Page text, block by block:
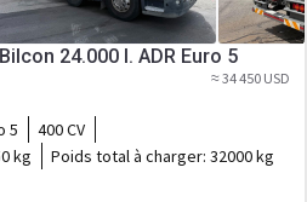
24.000 l. ADR Euro 5
≈ 34 450 USD
5
400 CV
kg Poids total à charger: 32000 kg